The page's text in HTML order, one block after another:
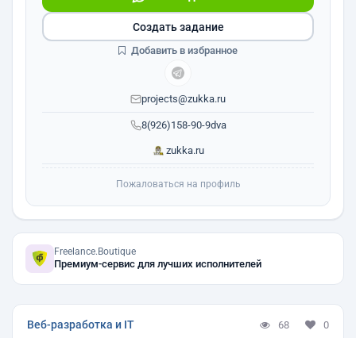
8(926)158-90-9dva
projects@zukka.ru
zukka.ru
Создать задание
Добавить в избранное
Пожаловаться на профиль
Freelance.Boutique
Премиум-сервис для лучших исполнителей
Веб-разработка и IT 68 0